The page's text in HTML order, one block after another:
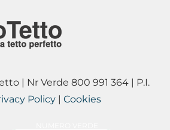
| Nr Verde 800 991 364 | P.I.
Policy| Cookies